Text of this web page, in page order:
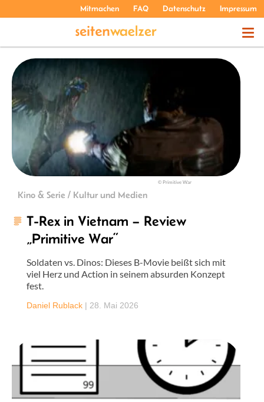
Mitmachen FAQ Datenschutz Impressum
PODCASTS
ÜBER UNS
© Primitive War
Kino & Serie / Kultur und Medien
T-Rex in Vietnam – Review
„Primitive War“
Soldaten vs. Dinos: Dieses B-Movie beißt sich mit
viel Herz und Action in seinem absurden Konzept
fest.
Daniel Rublack | 28. Mai 2026